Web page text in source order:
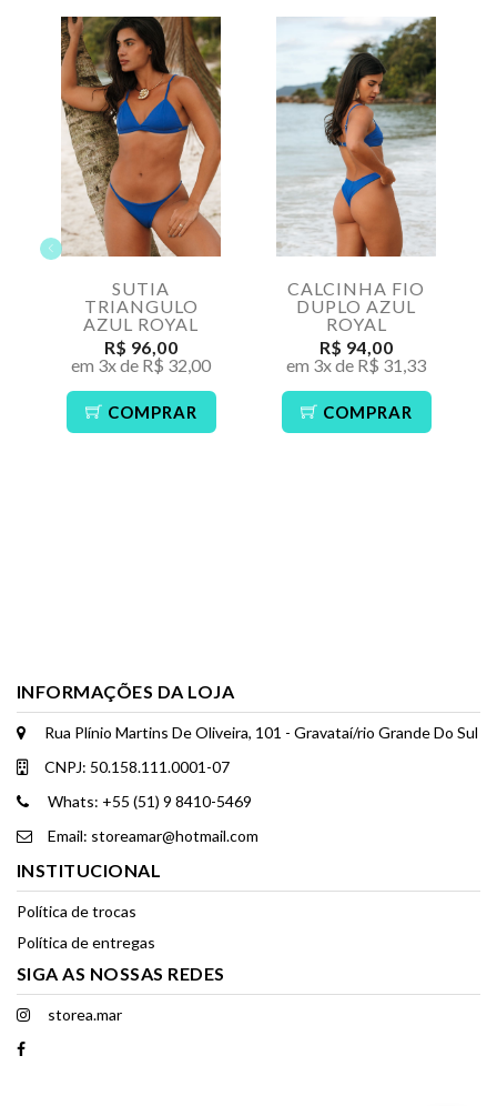
SUTIA
TRIANGULO
AZUL ROYAL
R$ 96,00
em 3x de R$ 32,00
COMPRAR
CALCINHA FIO
DUPLO AZUL
ROYAL
R$ 94,00
em 3x de R$ 31,33
COMPRAR
INFORMAÇÕES DA LOJA
Rua Plínio Martins De Oliveira, 101 - Gravataí/rio Grande Do Sul
CNPJ: 50.158.111.0001-07
Whats: +55 (51) 9 8410-5469
Email: storeamar@hotmail.com
INSTITUCIONAL
Política de trocas
Política de entregas
SIGA AS NOSSAS REDES
storea.mar